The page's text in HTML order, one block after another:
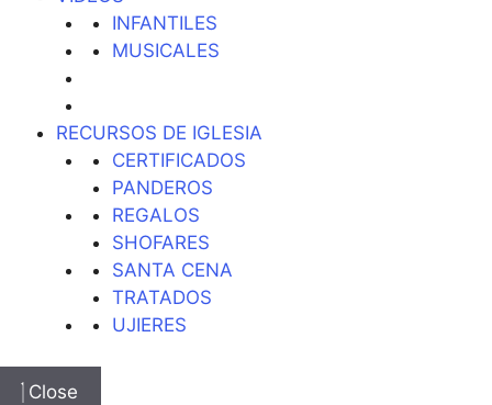
INFANTILES
MUSICALES
RECURSOS DE IGLESIA
CERTIFICADOS
PANDEROS
REGALOS
SHOFARES
SANTA CENA
TRATADOS
UJIERES
Close